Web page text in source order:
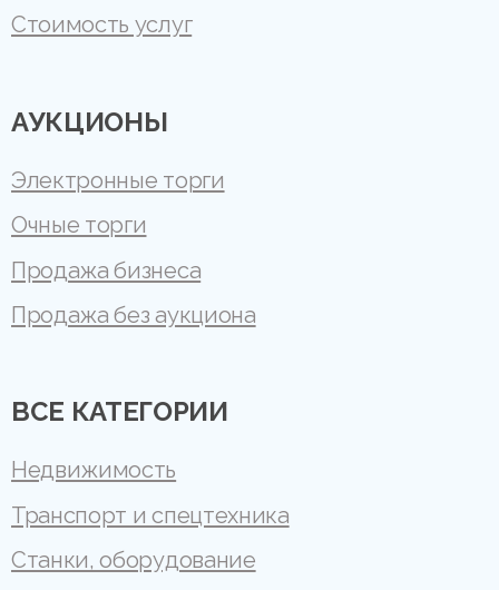
Стоимость услуг
АУКЦИОНЫ
Электронные торги
Очные торги
Продажа бизнеса
Продажа без аукциона
ВСЕ КАТЕГОРИИ
Недвижимость
Транспорт и спецтехника
Станки, оборудование